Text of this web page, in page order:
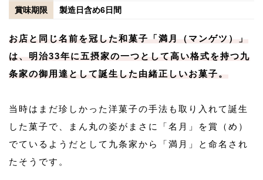
賞味期限
製造日含め6日間
お店と同じ名前を冠した和菓子「満月（マンゲツ）」
は、明治33年に五摂家の一つとして高い格式を持つ九
条家の御用達として誕生した由緒正しいお菓子。
当時はまだ珍しかった洋菓子の手法も取り入れて誕生
した菓子で、まん丸の姿がまさに「名月」を賞（め）
でているようだとして九条家から「満月」と命名され
たそうです。